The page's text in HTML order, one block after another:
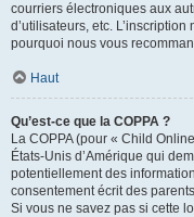
courriers électroniques aux
d’utilisateurs, etc. L’inscription
pourquoi nous vous
Haut
Qu’est-ce que la COPPA ?
La COPPA (pour « Child
États-Unis d’Amérique qui
potentiellement des
consentement écrit des
Si vous ne savez pas si cette